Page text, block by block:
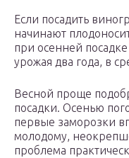
Если посадить
начинают
при осенней
урожая два года, в
Весной проще
посадки. Осенью
первые заморозки
молодому,
проблема